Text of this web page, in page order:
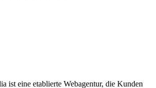
ist eine etablierte Webagentur, die Kunden